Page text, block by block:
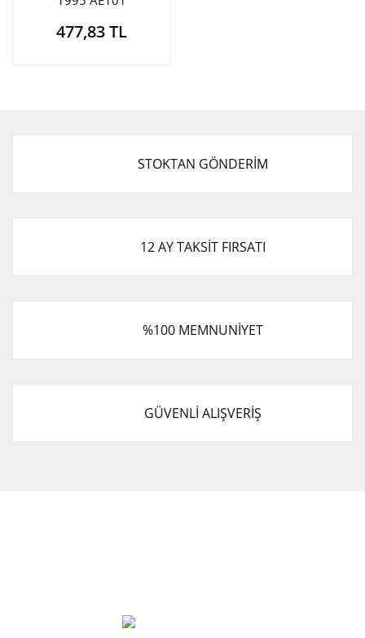
477,83 TL
STOKTAN GÖNDERİM
12 AY TAKSİT FIRSATI
%100 MEMNUNİYET
GÜVENLİ ALIŞVERİŞ